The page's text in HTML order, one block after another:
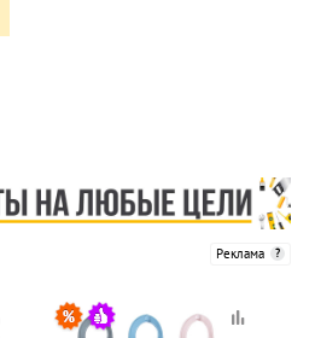
Реклама